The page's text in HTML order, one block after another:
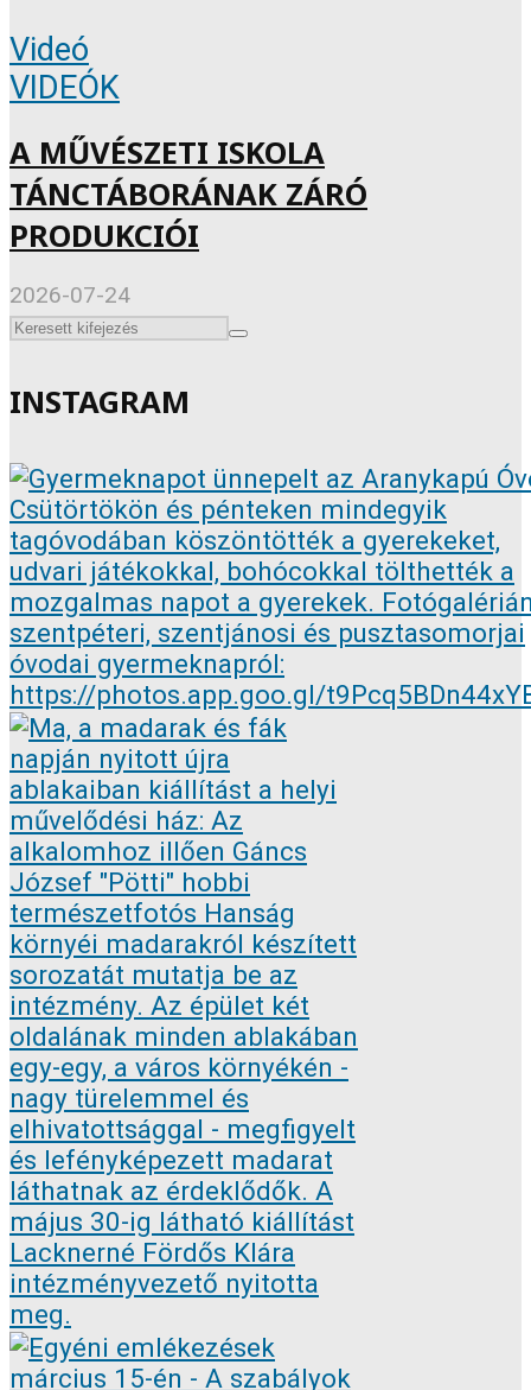
Videó
VIDEÓK
A MŰVÉSZETI ISKOLA
TÁNCTÁBORÁNAK ZÁRÓ
PRODUKCIÓI
2026-07-24
INSTAGRAM